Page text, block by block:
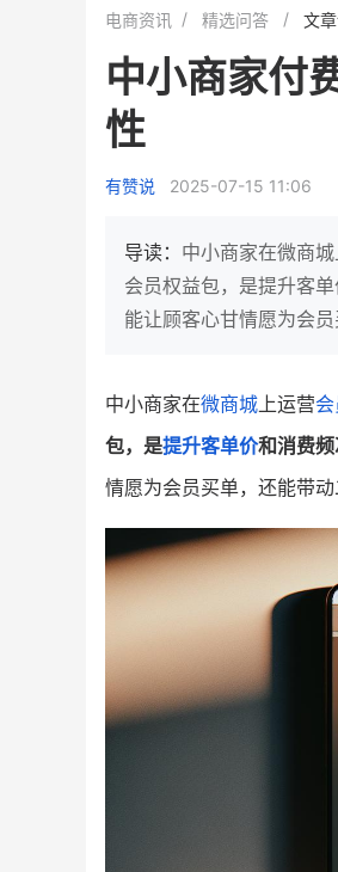
电商资讯 精选问答 文
中小商家付
性
有赞说 2025-07-15 11:06
导读： 中小商家在微商
会员权益包，是提升客
能让顾客心甘情愿为会
中小商家在微商城上运营
包，是提升客单价和消费
情愿为会员买单，还能带
小鹿蓝蓝会员
+
7900 万
三只松鼠旗下的网红婴儿辅食品
查看详情